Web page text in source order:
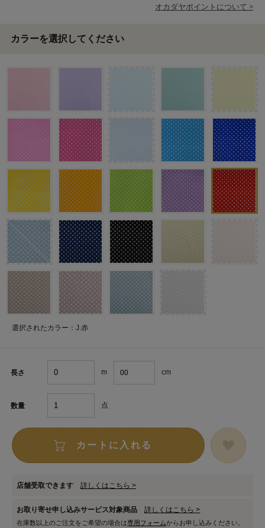
オカダヤポイントについて >
カラーを選択してください
選択されたカラー：J.赤
長さ m cm
数量 点
カートに入れる
店舗受取できます 詳しくはこちら >
お取り寄せ申し込みサービス対象商品 詳しくはこちら >
在庫数以上のご注文をご希望の場合は専用フォームからお申し込みください。